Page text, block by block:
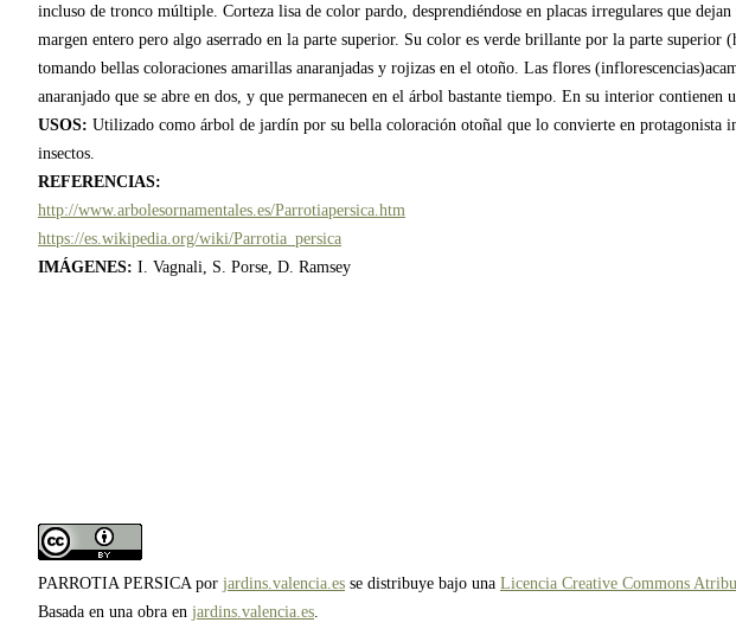
incluso de tronco múltiple. Corteza lisa de color pardo, desprendiéndose en placas irregulares que
margen entero pero algo aserrado en la parte superior. Su color es verde brillante por la parte
tomando bellas coloraciones amarillas anaranjadas y rojizas en el otoño. Las flores
anaranjado que se abre en dos, y que permanecen en el árbol bastante tiempo. En su interior contienen
USOS: Utilizado como árbol de jardín por su bella coloración otoñal que lo convierte en protagonista
insectos.
REFERENCIAS:
http://www.arbolesornamentales.es/Parrotiapersica.htm
https://es.wikipedia.org/wiki/Parrotia_persica
IMÁGENES: I. Vagnali, S. Porse, D. Ramsey
PARROTIA PERSICA por jardins.valencia.es se distribuye bajo una Licencia Creative Commons
Basada en una obra en jardins.valencia.es